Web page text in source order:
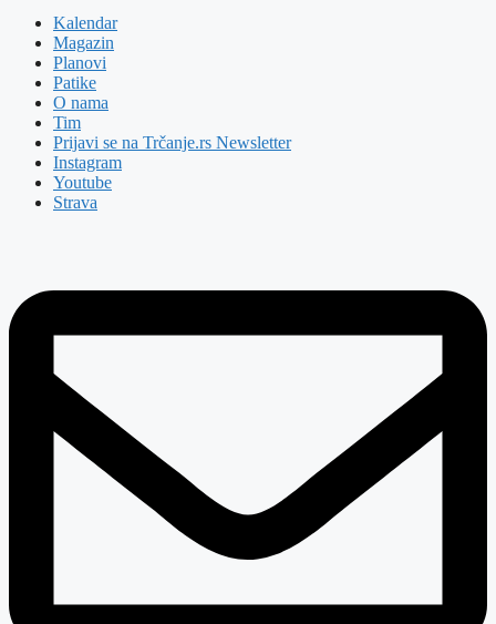
Kalendar
Magazin
Planovi
Patike
O nama
Tim
Prijavi se na Trčanje.rs Newsletter
Instagram
Youtube
Strava